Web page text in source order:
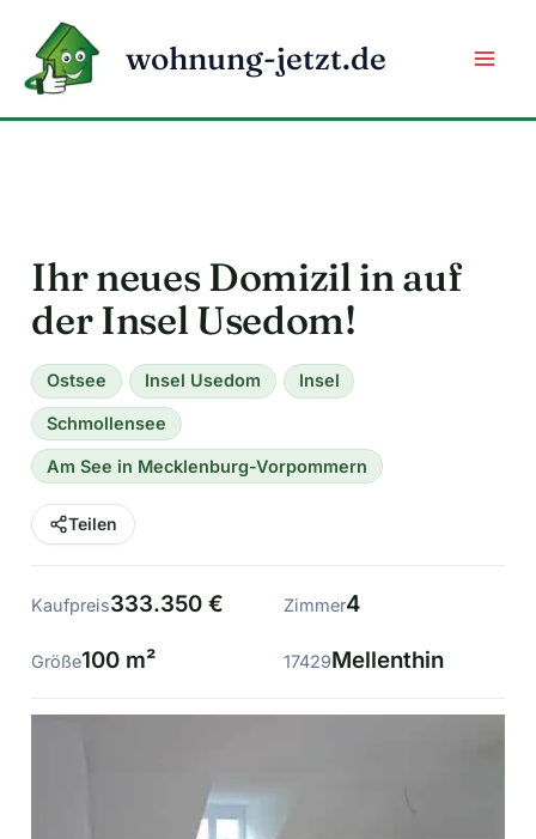
Inhalt
springen
wohnung-jetzt.de
Ihr neues Domizil in auf
der Insel Usedom!
Ostsee Insel Usedom Insel
Schmollensee
Am See in Mecklenburg-Vorpommern
Teilen
Kaufpreis333.350 € Zimmer4
Größe100 m² 17429Mellenthin